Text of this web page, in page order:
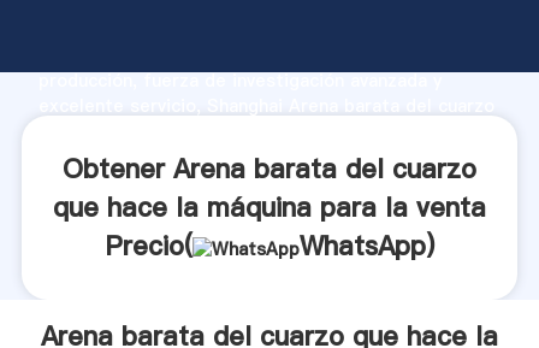
producción, fuerza de investigación avanzada y
valor y aporta valores a todos los clientes.
Obtener Arena barata del cuarzo
que hace la máquina para la venta
Precio(
WhatsApp)
Arena barata del cuarzo que hace la